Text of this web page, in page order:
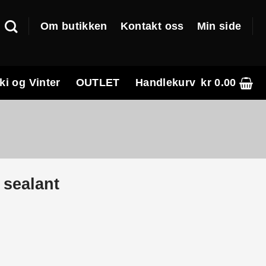
Om butikken Kontakt oss Min side
og Vinter OUTLET Handlekurv kr0.00
sealant